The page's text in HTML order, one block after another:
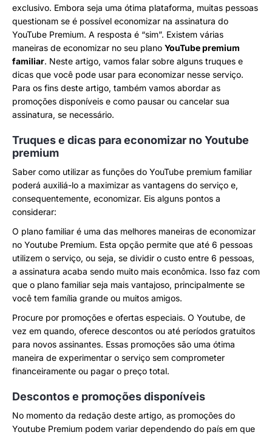
exclusivo. Embora seja uma ótima plataforma, muitas pessoas
questionam se é possível economizar na assinatura do
YouTube Premium. A resposta é “sim”. Existem várias
maneiras de economizar no seu plano YouTube premium
familiar. Neste artigo, vamos falar sobre alguns truques e
dicas que você pode usar para economizar nesse serviço.
Para os fins deste artigo, também vamos abordar as
promoções disponíveis e como pausar ou cancelar sua
assinatura, se necessário.
Truques e dicas para economizar no Youtube
premium
Saber como utilizar as funções do YouTube premium familiar
poderá auxiliá-lo a maximizar as vantagens do serviço e,
consequentemente, economizar. Eis alguns pontos a
considerar:
O plano familiar é uma das melhores maneiras de economizar
no Youtube Premium. Esta opção permite que até 6 pessoas
utilizem o serviço, ou seja, se dividir o custo entre 6 pessoas,
a assinatura acaba sendo muito mais econômica. Isso faz com
que o plano familiar seja mais vantajoso, principalmente se
você tem família grande ou muitos amigos.
Procure por promoções e ofertas especiais. O Youtube, de
vez em quando, oferece descontos ou até períodos gratuitos
para novos assinantes. Essas promoções são uma ótima
maneira de experimentar o serviço sem comprometer
financeiramente ou pagar o preço total.
Descontos e promoções disponíveis
No momento da redação deste artigo, as promoções do
Youtube Premium podem variar dependendo do país em que